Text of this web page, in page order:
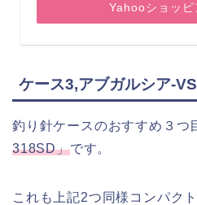
Yahooショッピ
ケース3,アブガルシア-
釣り針ケースのおすすめ３つ
318SD」です。
これも上記2つ同様コンパク